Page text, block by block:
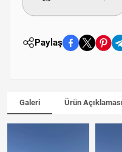
Paylaş
Galeri Ürün Açıklaması